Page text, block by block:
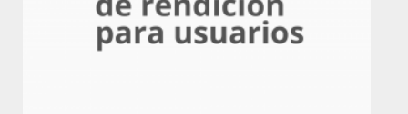
¿A quiénes está dirigido?
Personas naturales, mayores de 18 años, con